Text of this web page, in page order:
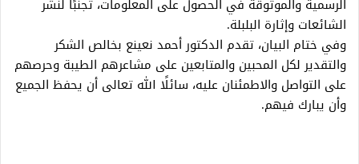
الرسمية والموثوقة في الحصول على المعلومات، تجنبًا لنشر
الشائعات وإثارة البلبلة.
وفي ختام البيان، تقدم الدكتور أحمد نعينع بخالص الشكر
والتقدير لكل المحبين والمتابعين على مشاعرهم الطيبة وحرصهم
على التواصل والاطمئنان عليه، سائلًا الله تعالى أن يحفظ الجميع
وأن يبارك فيهم.